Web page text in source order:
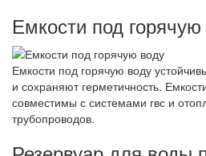
Емкости под
Емкости под горячую воду
и сохраняют герметичность.
совместимы с системами гвс и
трубопроводов.